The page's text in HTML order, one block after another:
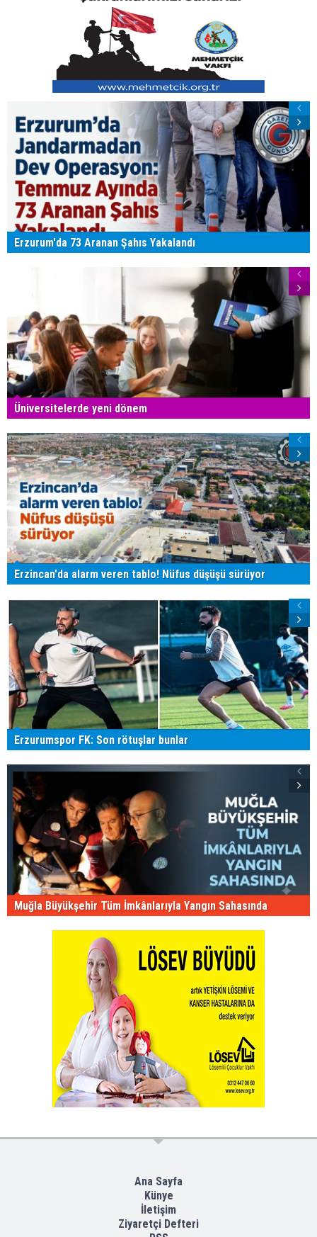
Erzurum'da 73 Aranan Şahıs Yakalandı
Üniversitelerde yeni dönem
Erzincan'da alarm veren tablo! Nüfus düşüşü sürüyor
Erzurumspor FK: Son rötuşlar bunlar
Muğla Büyükşehir Tüm İmkânlarıyla Yangın Sahasında
Ana Sayfa
Künye
İletişim
Ziyaretçi Defteri